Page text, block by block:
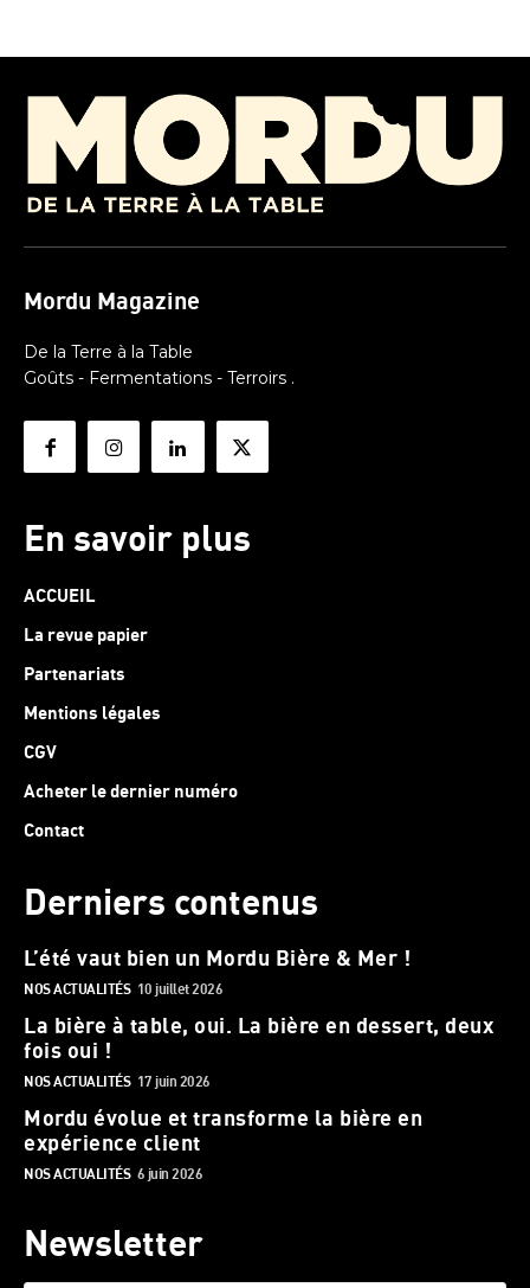
Mordu Magazine
De la Terre à la Table
Goûts - Fermentations - Terroirs .
En savoir plus
ACCUEIL
La revue papier
Partenariats
Mentions légales
CGV
Acheter le dernier numéro
Contact
Derniers contenus
L’été vaut bien un Mordu Bière & Mer !
NOS ACTUALITÉS 10 juillet 2026
La bière à table, oui. La bière en dessert, deux
fois oui !
NOS ACTUALITÉS 17 juin 2026
Mordu évolue et transforme la bière en
expérience client
NOS ACTUALITÉS 6 juin 2026
Newsletter